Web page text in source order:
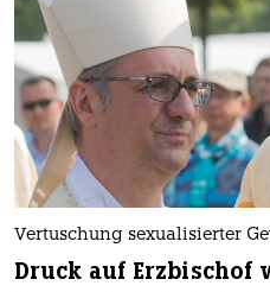
Vertuschung sexualisierter
Druck auf Erzbischof